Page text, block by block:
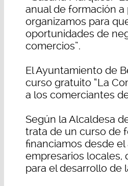
anual de formación
organizamos para
oportunidades de
comercios”.
El Ayuntamiento de
curso gratuito “La
a los comerciantes
Según la Alcaldesa
trata de un curso de
financiamos desde
empresarios locales,
para el desarrollo de